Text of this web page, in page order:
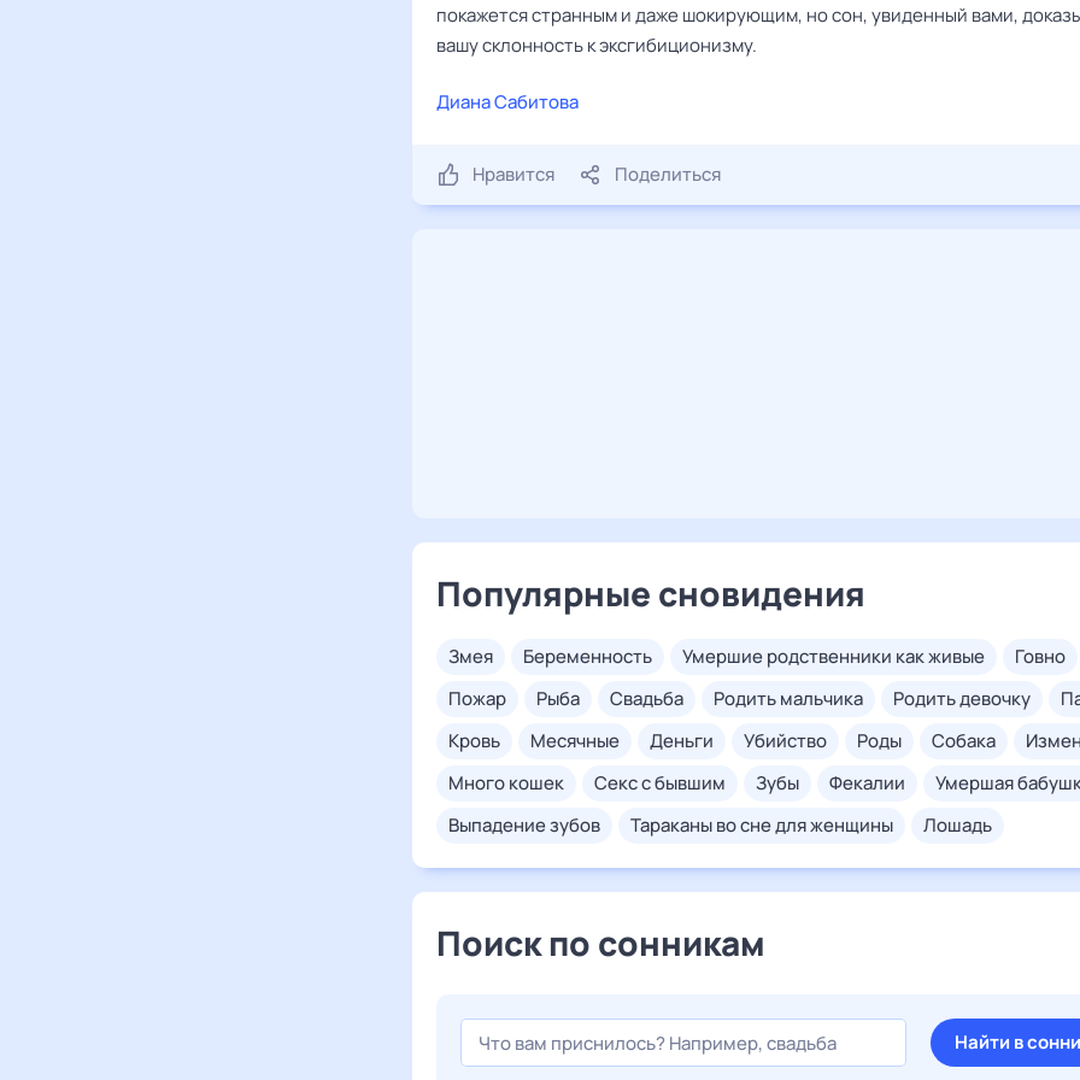
покажется странным и даже шокирующим, но сон, увиденный вами,
вашу склонность к эксгибиционизму.
Диана Сабитова
Нравится Поделиться
Популярные сновидения
змея беременность умершие родственники как живые
говно
пожар
рыба свадьба родить мальчика родить девочку
кровь
месячные деньги убийство роды собака
много кошек
секс с бывшим зубы фекалии
умершая
выпадение зубов
тараканы во сне для женщины лошадь
Поиск по сонникам
Найти в